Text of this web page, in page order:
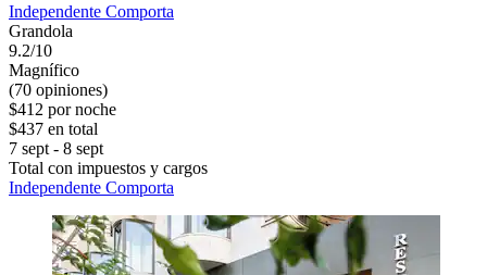
Independente Comporta
Grandola
9.2/10
Magnífico
(70 opiniones)
$412 por noche
$437 en total
7 sept - 8 sept
Total con impuestos y cargos
Independente Comporta